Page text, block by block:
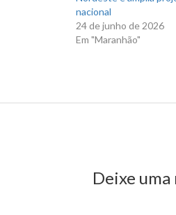
nacional
24 de junho de 2026
Em "Maranhão"
Deixe uma